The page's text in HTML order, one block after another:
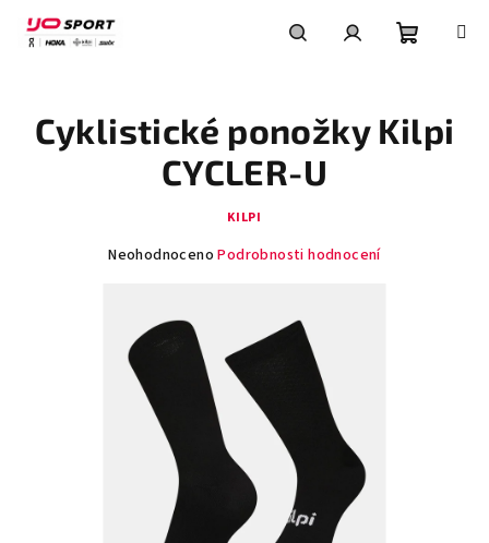
obsah
košík
Cyklistické ponožky Kilpi
CYCLER-U
KILPI
Průměrné
hvězdiček.
Neohodnoceno Podrobnosti hodnocení